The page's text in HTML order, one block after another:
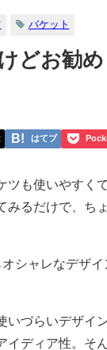
バケット
どお勧
はてブ
も使いやすく
るだけで、ち
シャレなデザ
づらいデザイ
ディア性。そ